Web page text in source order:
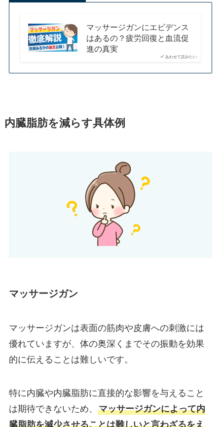
あわせて読みたい
マッサージガンにエビデンス
はあるの？疲労回復と血流促
進の真実
内臓脂肪を減らす具体例
マッサージガン
マッサージガンは表面の筋肉や皮膚への刺激には
優れていますが、体の奥深くまでその振動を効果
的に伝えることは難しいです。
特に内臓や内臓脂肪に直接的な影響を与えること
は期待できないため、 マッサージガンによって内
臓脂肪を減少させることは難しいと言わざるをえ